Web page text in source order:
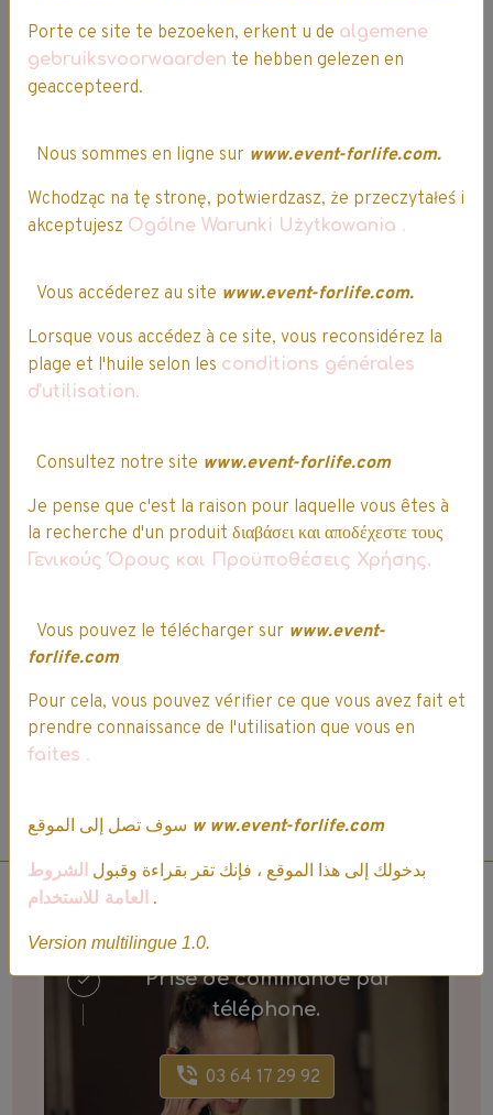
Interactif
44,99€ 38,24€ TTC
Détails Détails
PartagerFacebook
X Email
Aucune question. Soyez le premier à poser une question.
★★★★★
Vous devez être connecté pour poster un commentaire
*Vous devez être connecté pour attribuer une note, commenter, ou poser une
question sur ce produit. Voir ci-dessus.
Prise de commande par
téléphone.
03 64 17 29 92
Porte ce site te bezoeken, erkent u de algemene
gebruiksvoorwaarden te hebben gelezen en
geaccepteerd.
Nous sommes en ligne sur www.event-forlife.com.
Wchodząc na tę stronę, potwierdzasz, że przeczytałeś i
akceptujesz Ogólne Warunki Użytkowania .
Vous accéderez au site www.event-forlife.com.
Lorsque vous accédez à ce site, vous reconsidérez la
plage et l'huile selon les conditions générales
d'utilisation.
Consultez notre site www.event-forlife.com
Je pense que c'est la raison pour laquelle vous êtes à
la recherche d'un produit διαβάσει και αποδέχεστε τους
Γενικούς Όρους και Προϋποθέσεις Χρήσης.
Vous pouvez le télécharger sur www.event-
forlife.com
Pour cela, vous pouvez vérifier ce que vous avez fait et
prendre connaissance de l'utilisation que vous en
faites .
w ww.event-forlife.com
بدخولك إلى هذا الموقع ، فإنك تقر بقراءة وقبول
الشروط
العامة للاستخدام
.
Version multilingue 1.0.